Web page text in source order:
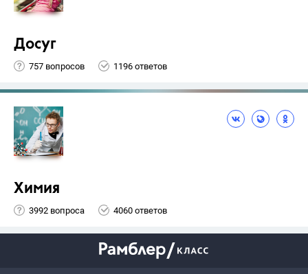
Досуг
757 вопросов 1196 ответов
Химия
3992 вопроса 4060 ответов